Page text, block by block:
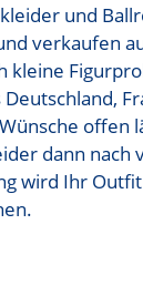
und
verkaufen
kleine
dann nach
wird Ihr